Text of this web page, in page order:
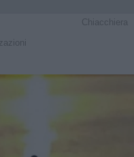
Chiacchiera